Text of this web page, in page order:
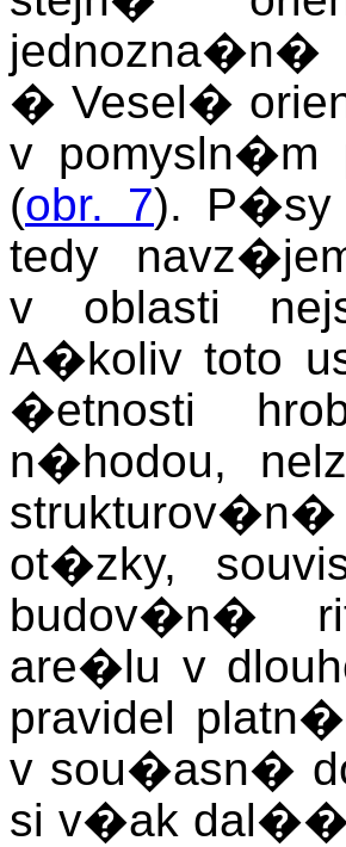
� Vesel�
v
(obr. 7). P�sy
tedy
v oblasti
A�koliv toto
�etnosti
n�hodou,
ot�zky,
budov�n�
are�lu v
pravidel
v sou�asn�
si v�ak dal��